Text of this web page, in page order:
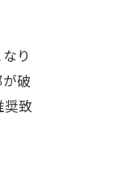
り
破
奨致